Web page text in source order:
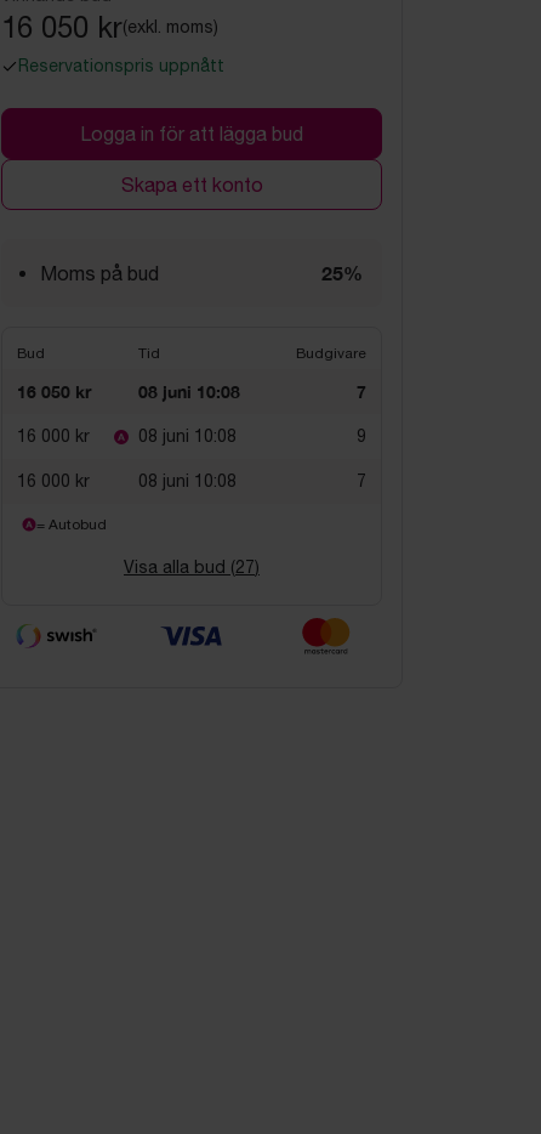
16 050 kr(exkl. moms)
Reservationspris uppnått
Logga in för att lägga bud
Skapa ett konto
Moms på bud 25%
Bud Tid Budgivare
16 050 kr 08 juni 10:08 7
16 000 kr 08 juni 10:08 9
16 000 kr 08 juni 10:08 7
= Autobud
Visa alla bud (27)